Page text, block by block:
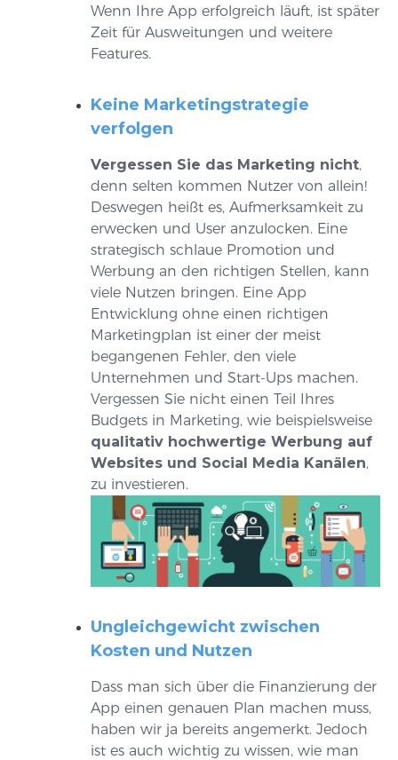
Wenn Ihre App erfolgreich läuft, ist später
Zeit für Ausweitungen und weitere
Features.
Keine Marketingstrategie
verfolgen
Vergessen Sie das Marketing nicht,
denn selten kommen Nutzer von allein!
Deswegen heißt es, Aufmerksamkeit zu
erwecken und User anzulocken. Eine
strategisch schlaue Promotion und
Werbung an den richtigen Stellen, kann
viele Nutzen bringen. Eine App
Entwicklung ohne einen richtigen
Marketingplan ist einer der meist
begangenen Fehler, den viele
Unternehmen und Start-Ups machen.
Vergessen Sie nicht einen Teil Ihres
Budgets in Marketing, wie beispielsweise
qualitativ hochwertige Werbung auf
Websites und Social Media Kanälen,
zu investieren.
Ungleichgewicht zwischen
Kosten und Nutzen
Dass man sich über die Finanzierung der
App einen genauen Plan machen muss,
haben wir ja bereits angemerkt. Jedoch
ist es auch wichtig zu wissen, wie man